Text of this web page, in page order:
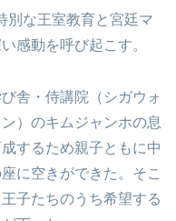
別な王室教育と宮廷マ
感動を呼び起こす。
舎・侍講院（シガウォ
）のキムジャンホの息
するため親子ともに中
に空きができた。そこ
子たちのうち希望する